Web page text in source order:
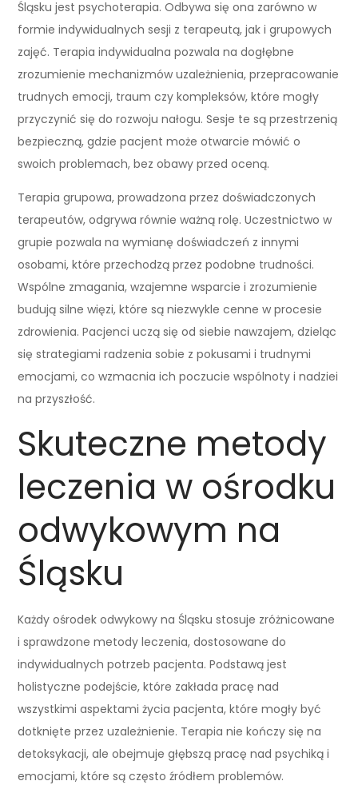
Śląsku jest psychoterapia. Odbywa się ona zarówno w
formie indywidualnych sesji z terapeutą, jak i grupowych
zajęć. Terapia indywidualna pozwala na dogłębne
zrozumienie mechanizmów uzależnienia, przepracowanie
trudnych emocji, traum czy kompleksów, które mogły
przyczynić się do rozwoju nałogu. Sesje te są przestrzenią
bezpieczną, gdzie pacjent może otwarcie mówić o
swoich problemach, bez obawy przed oceną.
Terapia grupowa, prowadzona przez doświadczonych
terapeutów, odgrywa równie ważną rolę. Uczestnictwo w
grupie pozwala na wymianę doświadczeń z innymi
osobami, które przechodzą przez podobne trudności.
Wspólne zmagania, wzajemne wsparcie i zrozumienie
budują silne więzi, które są niezwykle cenne w procesie
zdrowienia. Pacjenci uczą się od siebie nawzajem, dzieląc
się strategiami radzenia sobie z pokusami i trudnymi
emocjami, co wzmacnia ich poczucie wspólnoty i nadziei
na przyszłość.
Skuteczne metody
leczenia w ośrodku
odwykowym na
Śląsku
Każdy ośrodek odwykowy na Śląsku stosuje zróżnicowane
i sprawdzone metody leczenia, dostosowane do
indywidualnych potrzeb pacjenta. Podstawą jest
holistyczne podejście, które zakłada pracę nad
wszystkimi aspektami życia pacjenta, które mogły być
dotknięte przez uzależnienie. Terapia nie kończy się na
detoksykacji, ale obejmuje głębszą pracę nad psychiką i
emocjami, które są często źródłem problemów.